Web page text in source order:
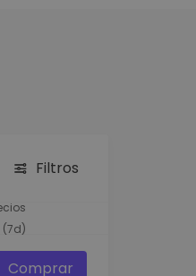
Filtros
(7d)
Comprar